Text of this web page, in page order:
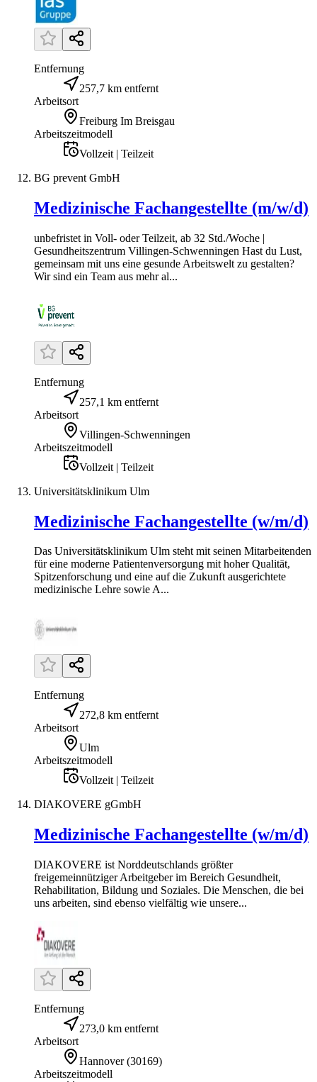
Entfernung
257,7 km entfernt
Arbeitsort
Freiburg Im Breisgau
Arbeitszeitmodell
Vollzeit | Teilzeit
BG prevent GmbH
Medizinische Fachangestellte (m/w/d)
unbefristet in Voll- oder Teilzeit, ab 32 Std./Woche |
Gesundheitszentrum Villingen-Schwenningen Hast du Lust,
gemeinsam mit uns eine gesunde Arbeitswelt zu gestalten?
Wir sind ein Team aus mehr al...
Entfernung
257,1 km entfernt
Arbeitsort
Villingen-Schwenningen
Arbeitszeitmodell
Vollzeit | Teilzeit
Universitätsklinikum Ulm
Medizinische Fachangestellte (w/m/d)
Das Universitätsklinikum Ulm steht mit seinen Mitarbeitenden
für eine moderne Patientenversorgung mit hoher Qualität,
Spitzenforschung und eine auf die Zukunft ausgerichtete
medizinische Lehre sowie A...
Entfernung
272,8 km entfernt
Arbeitsort
Ulm
Arbeitszeitmodell
Vollzeit | Teilzeit
DIAKOVERE gGmbH
Medizinische Fachangestellte (w/m/d)
DIAKOVERE ist Norddeutschlands größter
freigemeinnütziger Arbeitgeber im Bereich Gesundheit,
Rehabilitation, Bildung und Soziales. Die Menschen, die bei
uns arbeiten, sind ebenso vielfältig wie unsere...
Entfernung
273,0 km entfernt
Arbeitsort
Hannover (30169)
Arbeitszeitmodell